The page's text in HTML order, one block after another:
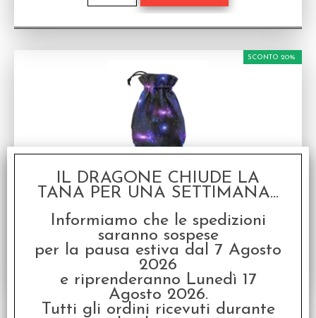
Sacchetto Portadadi Full Art Dice: Stardust
Sacchetto Portadadi
Prezzo:€ 13,99
SCONTO 20%
€11,19
IL DRAGONE CHIUDE LA
TANA PER UNA SETTIMANA...
Informiamo che le spedizioni
saranno sospese
per la pausa estiva dal 7 Agosto
2026
e riprenderanno Lunedì 17
Agosto 2026.
Tutti gli ordini ricevuti durante